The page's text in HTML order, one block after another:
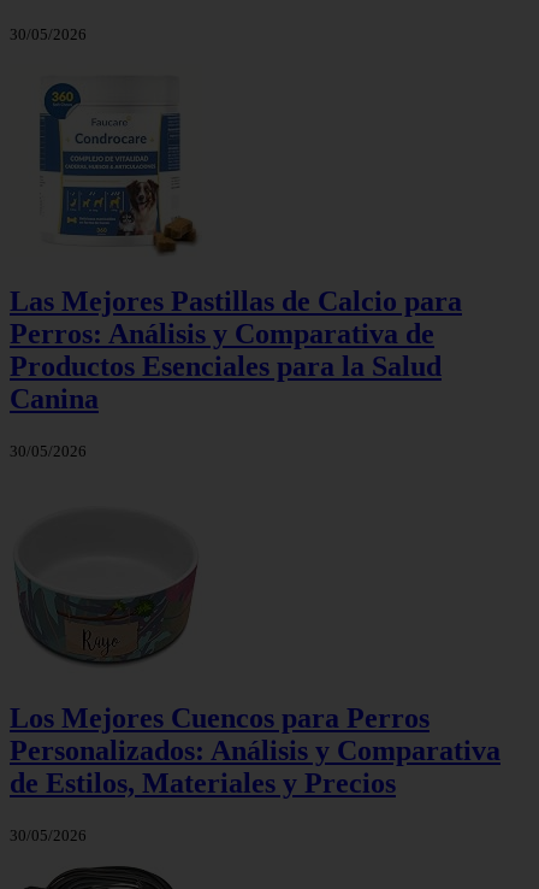
30/05/2026
Las Mejores Pastillas de Calcio para
Perros: Análisis y Comparativa de
Productos Esenciales para la Salud
Canina
30/05/2026
Los Mejores Cuencos para Perros
Personalizados: Análisis y Comparativa
de Estilos, Materiales y Precios
30/05/2026